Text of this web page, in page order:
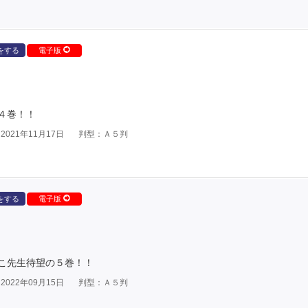
する 電子版
巻！！
年11月17日 判型：Ａ５判
する 電子版
生待望の５巻！！
年09月15日 判型：Ａ５判